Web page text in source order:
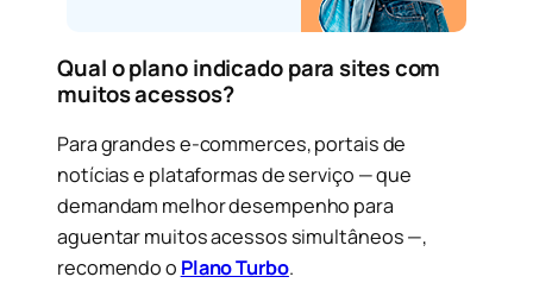
Qual o plano indicado para sites com
muitos acessos?
Para grandes e-commerces, portais de
notícias e plataformas de serviço — que
demandam melhor desempenho para
aguentar muitos acessos simultâneos —,
recomendo o Plano Turbo.